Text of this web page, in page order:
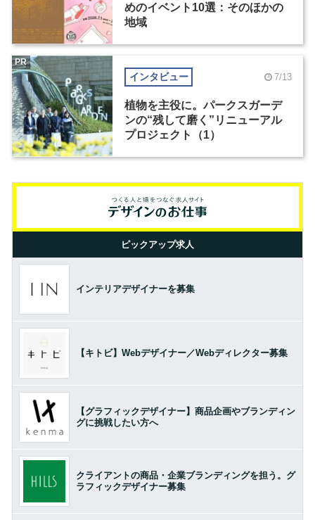
めのイベント10選：そのほかの
地域
インタビュー 7/13
植物を主役に。パークスガーデ
ンの“残して磨く”リニューアル
プロジェクト（1）
PR
ピックアップ求人
インテリアデザイナーを募集
【キトビ】Webデザイナー／Webディレクター募集
【グラフィックデザイナー】商品企画やブランディン
グに挑戦したい方へ
クライアントの商品・企業ブランディングを担う。グ
ラフィックデザイナー募集